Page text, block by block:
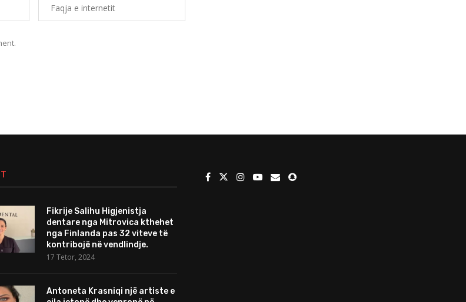
Fikrije Salihu Higjenistja
dentare nga Mitrovica kthehet
nga Finlanda pas 32 viteve të
kontribojë në vendlindje.
17 Tetor, 2024
Antoneta Krasniqi një artiste e